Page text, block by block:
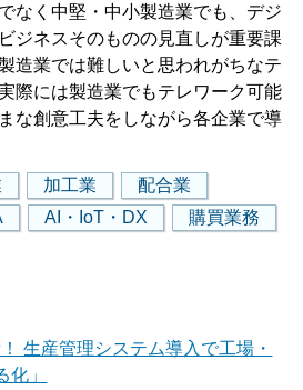
なく中堅・中小製造業でも、デジ
ジネスそのものの見直しが重要課
造業では難しいと思われがちなテ
際には製造業でもテレワーク可能
な創意工夫をしながら各企業で導
加工業
配合業
AI・IoT・DX
購買業務
生産管理システム導入で工場・
化」